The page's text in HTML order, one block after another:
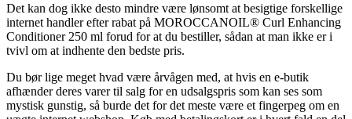
Det kan dog ikke desto mindre være lønsomt at besigtige forskellige
internet handler efter rabat på MOROCCANOIL® Curl Enhancing
Conditioner 250 ml forud for at du bestiller, sådan at man ikke er i
tvivl om at indhente den bedste pris.
Du bør lige meget hvad være årvågen med, at hvis en e-butik
afhænder deres varer til salg for en udsalgspris som kan ses som
mystisk gunstig, så burde det for det meste være et fingerpeg om en